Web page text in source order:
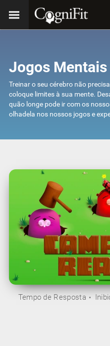
Jogos Mentais
Treinar o seu cérebro não
coloque limites à sua mente.
quão longe pode ir com os
olhadela nos nossos jogos e
Tempo de Resposta